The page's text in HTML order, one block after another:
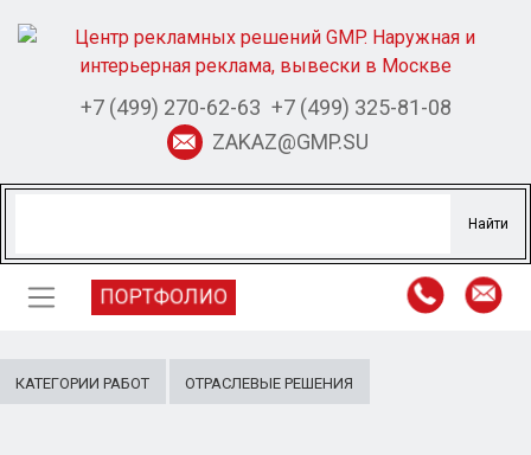
+7 (499) 270-62-63 +7 (499) 325-81-08
ZAKAZ@GMP.SU
ПОРТФОЛИО
КАТЕГОРИИ РАБОТ ОТРАСЛЕВЫЕ РЕШЕНИЯ